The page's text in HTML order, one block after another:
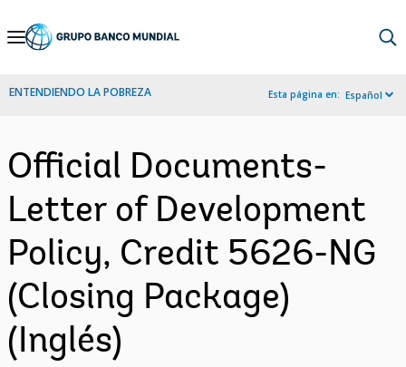
Skip
Navigation
ENTENDIENDO LA POBREZA Esta página en: Español
Official Documents-
Letter of Development
Policy, Credit 5626-NG
(Closing Package)
(Inglés)